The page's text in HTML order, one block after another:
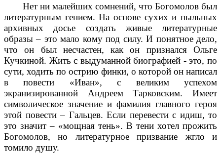
Нет ни малейших сомнений, что Богомолов был
литературным гением. На основе сухих и пыльных
архивных досье создать живые литературные
образы – это мало кому под силу. И понятное дело,
что он был несчастен, как он признался Ольге
Кучкиной. Жить с выдуманной биографией - это, по
сути, ходить по острию финки, о которой он написал
в повести «Иван», с великим успехом
экранизированной Андреем Тарковским. Имеет
символическое значение и фамилия главного героя
этой повести – Гальцев. Если перевести с идиш, то
это значит – «мощная тень». В тени хотел прожить
Богомолов, но литературное призвание жгло и
томило душу.